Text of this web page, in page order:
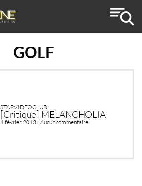
GOLF
STARVIDEOCLUB
[Critique] MELANCHOLIA
1 février 2013 | Aucun commentaire